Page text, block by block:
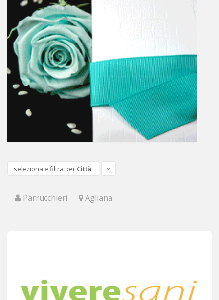
seleziona e filtra per Città
Parrucchieri Agliana